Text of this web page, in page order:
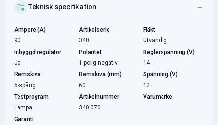
Teknisk specifikation
Ampere (A)
90
Artikelserie
340
Fläkt
Utvändig
Inbyggd regulator
Ja
Polaritet
1-polig negativ
Reglerspänning (V)
14
Remskiva
5-spårig
Remskiva (mm)
60
Spänning (V)
12
Testprogram
Lampa
Artikelnummer
340 070
Varumärke
Garanti